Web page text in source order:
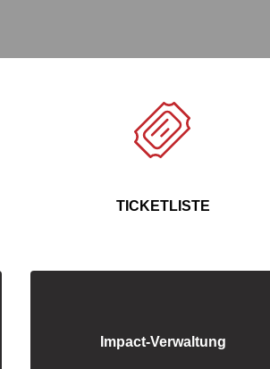
TICKETLISTE
Impact-Verwaltung